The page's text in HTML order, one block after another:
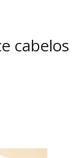
cabelos